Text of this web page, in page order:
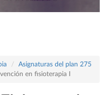
Asignaturas del plan 275
en fisioterapia I